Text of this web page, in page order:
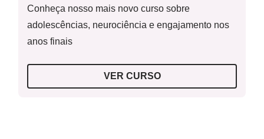
Conheça nosso mais novo curso sobre
adolescências, neurociência e engajamento nos
anos finais
VER CURSO